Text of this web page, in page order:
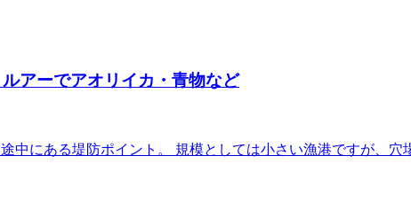
アーでアオリイカ・青物など
にある堤防ポイント。 規模としては小さい漁港ですが、